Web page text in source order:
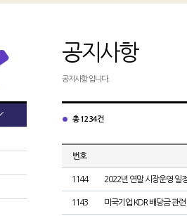
공지사항
공지사항 입니다.
총 1234건
번호
1144 2022년 연말 시장운영 일
1143 미국기업 KDR 배당금 관